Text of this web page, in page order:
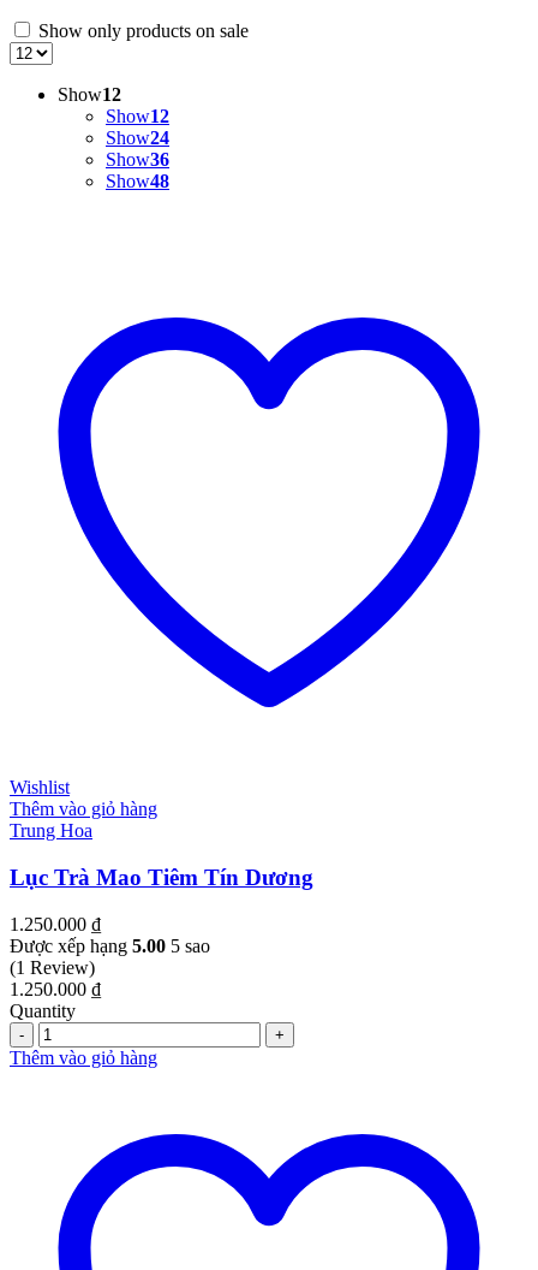
Show only products on sale
Show12
Show12
Show24
Show36
Show48
Wishlist
Thêm vào giỏ hàng
Trung Hoa
Lục Trà Mao Tiêm Tín Dương
1.250.000 ₫
Được xếp hạng 5.00 5 sao
(1 Review)
1.250.000 ₫
Quantity
Quantity
Thêm vào giỏ hàng